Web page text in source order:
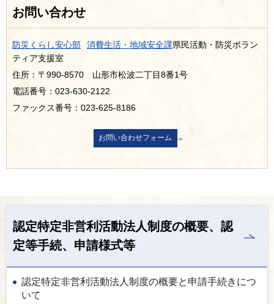
お問い合わせ
防災くらし安心部 消費生活・地域安全課県民活動・防災ボラン
ティア支援室
住所：〒990-8570 山形市松波二丁目8番1号
電話番号：023-630-2122
ファックス番号：023-625-8186
認定特定非営利活動法人制度の概要、認
定等手続、申請様式等
認定特定非営利活動法人制度の概要と申請手続きにつ
いて